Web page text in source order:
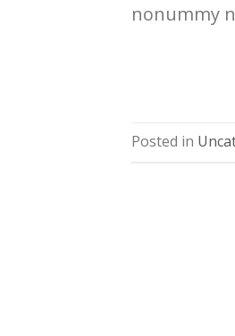
nonummy
Posted in